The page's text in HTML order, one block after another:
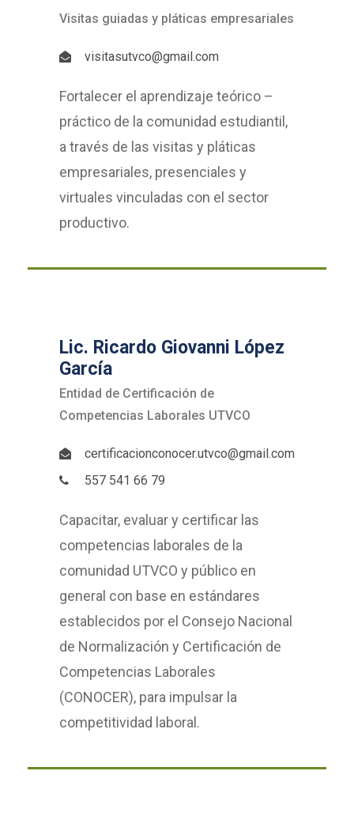
Visitas guiadas y pláticas empresariales
visitasutvco@gmail.com
Fortalecer el aprendizaje teórico –
práctico de la comunidad estudiantil,
a través de las visitas y pláticas
empresariales, presenciales y
virtuales vinculadas con el sector
productivo.
Lic. Ricardo Giovanni López
García
Entidad de Certificación de
Competencias Laborales UTVCO
certificacionconocer.utvco@gmail.com
557 541 66 79
Capacitar, evaluar y certificar las
competencias laborales de la
comunidad UTVCO y público en
general con base en estándares
establecidos por el Consejo Nacional
de Normalización y Certificación de
Competencias Laborales
(CONOCER), para impulsar la
competitividad laboral.